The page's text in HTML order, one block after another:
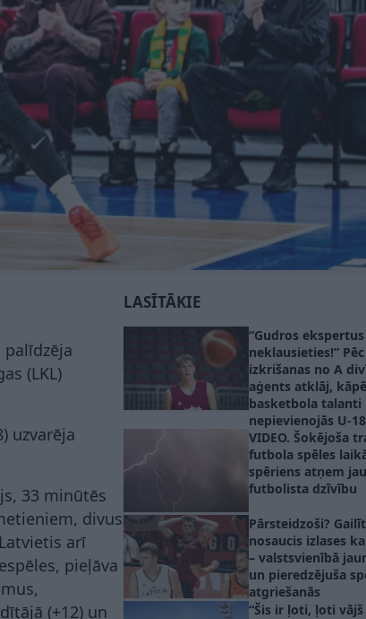
(LKL)
uzvarēja
33 minūtēs
divus
arī
pieļāva
(+12) un
LASĪTĀKIE
“Gudros ekspertus
neklausieties!” Pēc
izkrišanas no A
aģents atklāj,
basketbola talanti
nepievienojās U-
VIDEO. Šokējoša
futbola spēles
spēriens atņem
futbolista dzīvību
Pārsteidzoši?
nosaucis izlases
– valstsvienībā
un pieredzējuša
atgriešanās
“Šis ir ļoti, ļoti vājš